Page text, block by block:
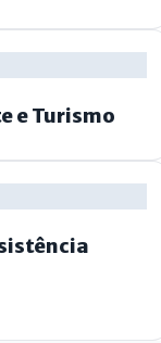
e Turismo